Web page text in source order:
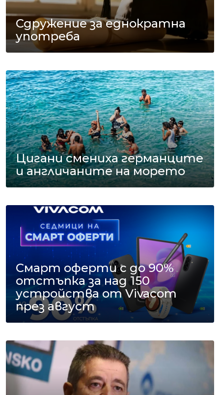
Сдружение за еднократна
употреба
Цигани смениха германците
и англичаните на морето
Смарт оферти с до 90%
отстъпка за над 150
устройства от Vivacom
през август